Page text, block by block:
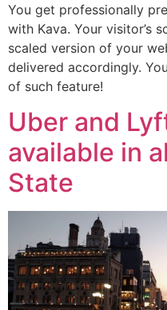
You get professionally
with Kava. Your visitor’s
scaled version of your
delivered accordingly.
of such feature!
Uber and
available in
State